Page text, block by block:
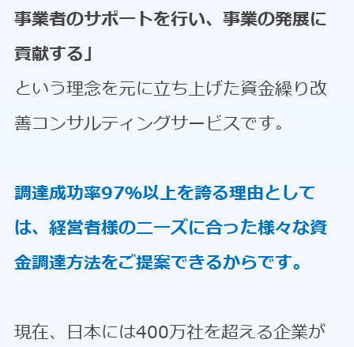
事業者のサポートを行い、事業の発展に
貢献する」
という理念を元に立ち上げた資金繰り改
善コンサルティングサービスです。
調達成功率97％以上を誇る理由として
は、経営者様のニーズに合った様々な資
金調達方法をご提案できるからです。
現在、日本には400万社を超える企業が